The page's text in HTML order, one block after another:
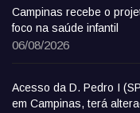
Campinas recebe o
foco na saúde infantil
06/08/2026
Acesso da D. Pedro I
em Campinas, terá